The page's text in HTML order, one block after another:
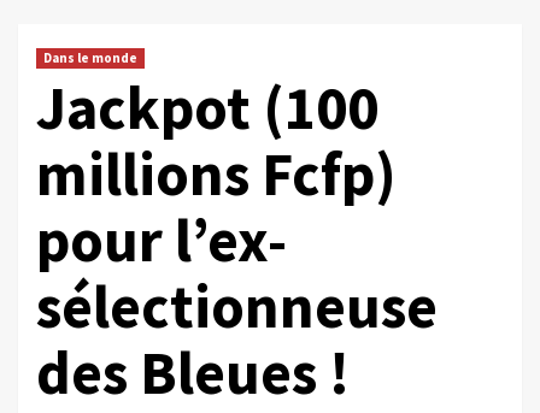
Dans le monde
Jackpot (100
millions Fcfp)
pour l’ex-
sélectionneuse
des Bleues !